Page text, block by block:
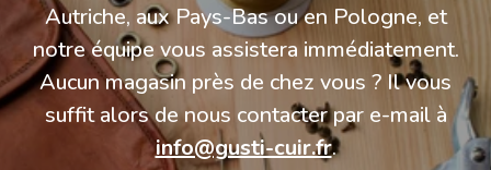
Autriche, aux Pays-Bas ou en Pologne, et
notre équipe vous assistera immédiatement.
Aucun magasin près de chez vous ? Il vous
suffit alors de nous contacter par e-mail à
info@gusti-cuir.fr.